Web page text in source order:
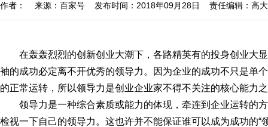
作者： 来源：百家号 发布时间：2018年09月28日 责任编辑：高
在轰轰烈烈的创新创业大潮下，各路精英有的投身创业大
袖的成功必定离不开优秀的领导力。因为企业的成功不只是单
的正常运转，所以领导力是创业企业家不得不关注的核心能力
领导力是一种综合素质或能力的体现，牵连到企业运转的
检视一下自己的领导力。这也许并不能保证谁可以成为成功的“